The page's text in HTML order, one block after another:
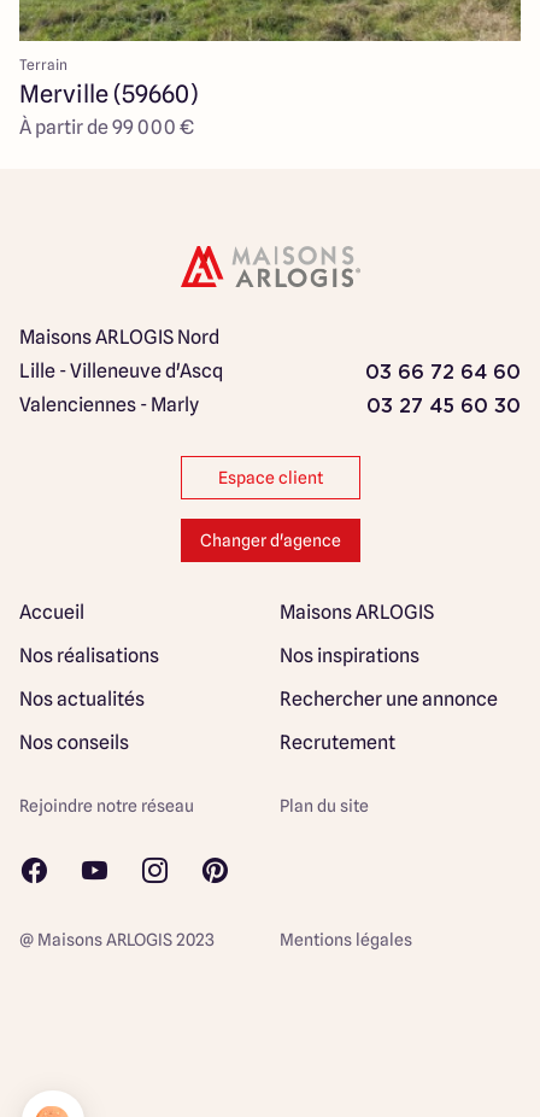
Terrain
Merville (59660)
À partir de 99 000 €
Maisons ARLOGIS Nord
Lille - Villeneuve d'Ascq
03 66 72 64 60
Valenciennes - Marly 03 27 45 60 30
Espace client
Changer d'agence
Accueil
Maisons ARLOGIS
Nos réalisations
Nos inspirations
Nos actualités
Rechercher une annonce
Nos conseils
Recrutement
Mentions légales
Rejoindre notre réseau Plan du site
@ Maisons ARLOGIS 2023